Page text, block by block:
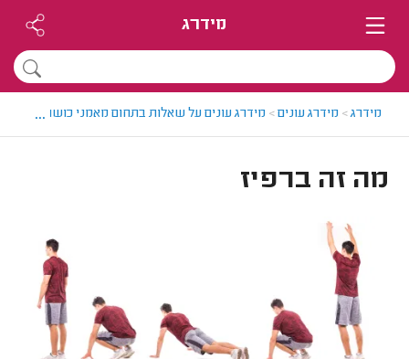
מידרג
מידרג> מידרג עונים> מידרג עונים על שאלות בתחום מאמני כושר >
...
מה זה ברפיז